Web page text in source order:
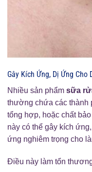
Gây Kích Ứng, Dị Ứng Cho
Nhiều sản phẩm sữa
thường chứa các thành
tổng hợp, hoặc chất
này có thể gây kích
ứng nghiêm trọng cho
Điều này làm tổn